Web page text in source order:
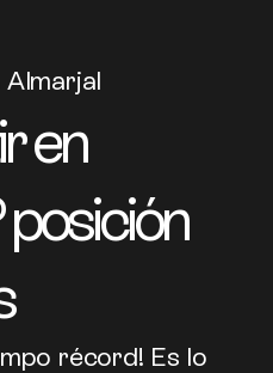
en
posición
récord! Es lo